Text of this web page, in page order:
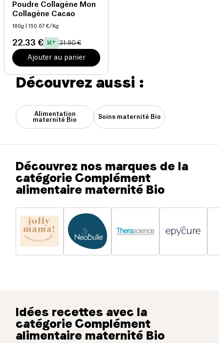
Poudre Collagène Mon
Collagène Cacao
180g | 150.67 €/Kg
22.33 € 31.90 €
Ajouter au panier
Découvrez aussi :
Alimentation
maternité Bio
Soins maternité Bio
Découvrez nos marques de la
catégorie Complément
alimentaire maternité Bio
Idées recettes avec la
catégorie Complément
alimentaire maternité Bio